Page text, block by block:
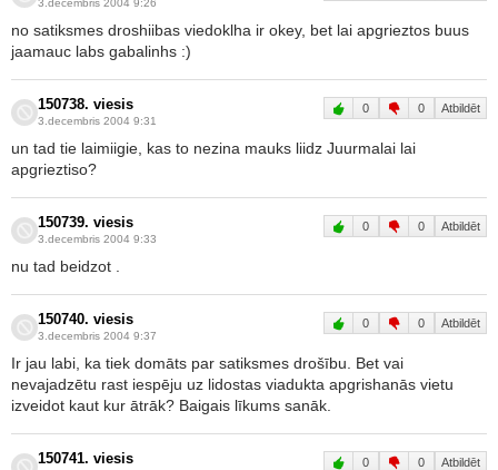
3.decembris 2004 9:26
no satiksmes droshiibas viedoklha ir okey, bet lai apgrieztos buus
jaamauc labs gabalinhs :)
150738. viesis
3.decembris 2004 9:31
0 0 Atbildēt
un tad tie laimiigie, kas to nezina mauks liidz Juurmalai lai
apgrieztiso?
150739. viesis
3.decembris 2004 9:33
0 0 Atbildēt
nu tad beidzot .
150740. viesis
3.decembris 2004 9:37
0 0 Atbildēt
Ir jau labi, ka tiek domāts par satiksmes drošību. Bet vai
nevajadzētu rast iespēju uz lidostas viadukta apgrishanās vietu
izveidot kaut kur ātrāk? Baigais līkums sanāk.
150741. viesis 0 0 Atbildēt